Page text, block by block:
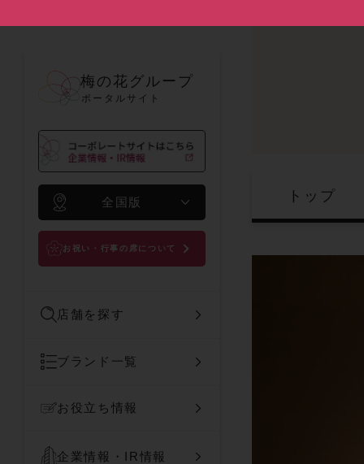
梅の花グループ
ポータルサイト
全国版
お祝い・行事の席について
店舗を探す
ブランド一覧
お役立ち情報
企業情報・IR情報
トップ